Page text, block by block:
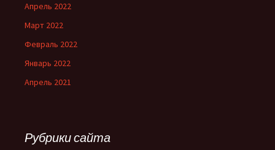
Апрель 2022
Март 2022
Февраль 2022
Январь 2022
Апрель 2021
Рубрики сайта